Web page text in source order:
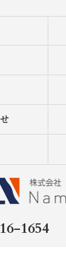
1654
なら株式会社